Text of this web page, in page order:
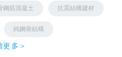
鋼筋混凝土 抗震結構建材
純鋼骨結構
更多＞